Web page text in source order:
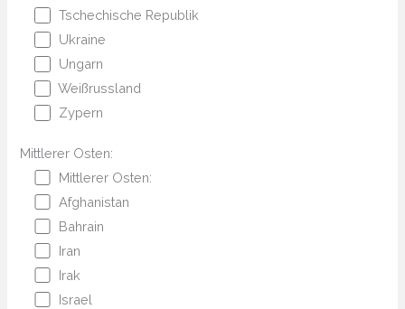
Tschechische Republik
Ukraine
Ungarn
Weißrussland
Zypern
Mittlerer Osten:
Mittlerer Osten:
Afghanistan
Bahrain
Iran
Irak
Israel